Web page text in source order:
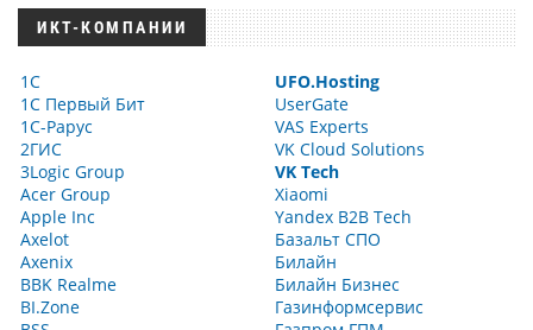
ИКТ-КОМПАНИИ
1С
1С Первый Бит
1С-Рарус
2ГИС
3Logic Group
Acer Group
Apple Inc
Axelot
Axenix
BBK Realme
BI.Zone
UFO.Hosting
UserGate
VAS Experts
VK Cloud Solutions
VK Tech
Xiaomi
Yandex B2B Tech
Базальт СПО
Билайн
Билайн Бизнес
Газинформсервис